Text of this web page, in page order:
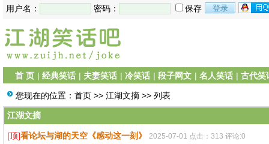
用户名： 密码： 保存
首 页 | 经典笑话 | 夫妻笑话 | 冷笑话 | 段子网文 | 名人笑话 | 古代笑
您现在的位置： 首页 >> 江湖文摘 >> 列表
江湖文摘
[顶]看论坛与湖的天空《感动这一刻》 2025-07-01 点击：313 评论:0